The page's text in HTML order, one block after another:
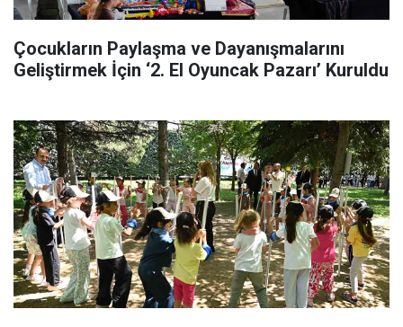
Çocukların Paylaşma ve Dayanışmalarını
Geliştirmek İçin ‘2. El Oyuncak Pazarı’ Kuruldu